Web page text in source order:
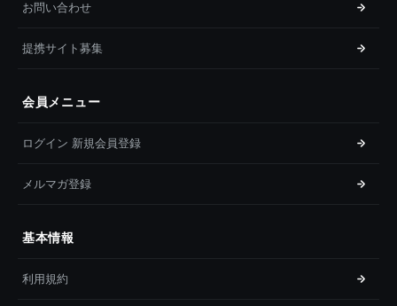
お問い合わせ
提携サイト募集
会員メニュー
ログイン 新規会員登録
メルマガ登録
基本情報
利用規約